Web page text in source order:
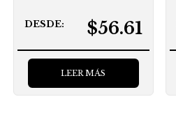
DESDE: $56.61
LEER MÁS